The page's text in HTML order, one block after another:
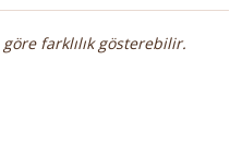
farklılık gösterebilir.